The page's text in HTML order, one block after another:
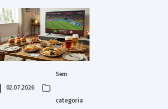
02.07.2026
Sem
categoria